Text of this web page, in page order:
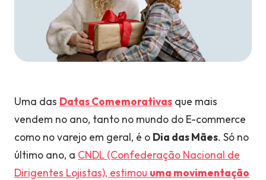
Uma das Datas Comemorativas que mais
vendem no ano, tanto no mundo do E-commerce
como no varejo em geral, é o Dia das Mães. Só no
último ano, a CNDL (Confederação Nacional de
Dirigentes Lojistas), estimou uma movimentação